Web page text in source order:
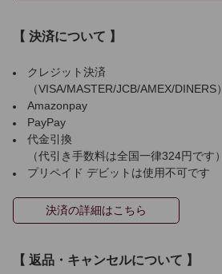
【 決済について 】
クレジット決済
（VISA/MASTER/JCB/AMEX/DINERS）
Amazonpay
PayPay
代金引換
（代引き手数料は全国一律324円です）
プリペイド デビットは使用不可です
決済の詳細はこちら
【 返品・キャンセルについて 】